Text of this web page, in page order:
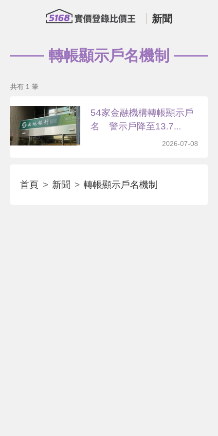
新聞
轉帳顯示戶名機制
共有 1 筆
54家金融機構轉帳顯示戶
名 警示戶降至13.7...
2026-07-08
首頁 新聞 轉帳顯示戶名機制